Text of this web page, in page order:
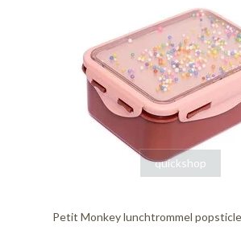
quickshop
Petit Monkey lunchtrommel